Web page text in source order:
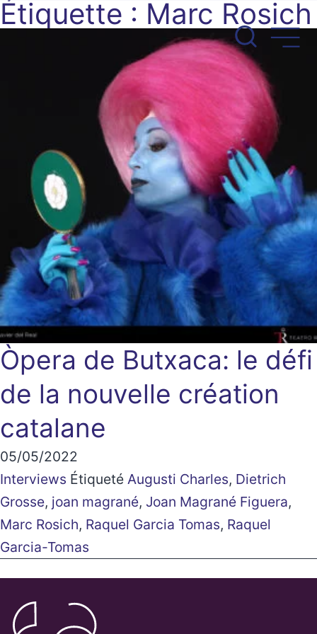
Aller
au
Étiquette : Marc Rosich
Òpera de Butxaca: le défi
de la nouvelle création
catalane
05/05/2022
Interviews Étiqueté Augusti Charles, Dietrich
Grosse, joan magrané, Joan Magrané Figuera,
Marc Rosich, Raquel Garcia Tomas, Raquel
Garcia-Tomas